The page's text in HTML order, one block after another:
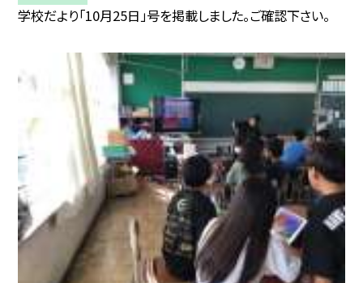
学校だより「10月25日」号を掲載しました。ご確認下さい。